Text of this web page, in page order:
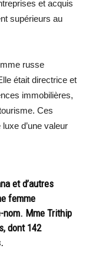
et acquis
supérieurs au
russe
était directrice et
immobilières,
Ces
d’une valeur
et d’autres
femme
nom. Mme Trithip
dont 142